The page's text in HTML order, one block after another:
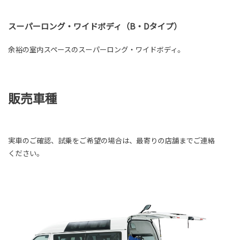
スーパーロング・ワイドボディ（B・Dタイプ）
余裕の室内スペースのスーパーロング・ワイドボディ。
販売車種
実車のご確認、試乗をご希望の場合は、最寄りの店舗までご連絡
ください。